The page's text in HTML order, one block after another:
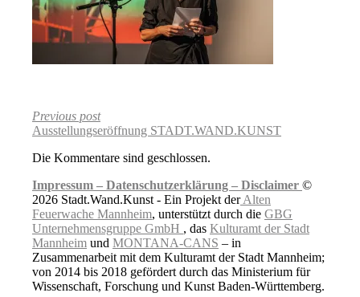
Previous post
Ausstellungseröffnung STADT.WAND.KUNST
Die Kommentare sind geschlossen.
Impressum – Datenschutzerklärung – Disclaimer ©
2026 Stadt.Wand.Kunst - Ein Projekt derAlten
Feuerwache Mannheim, unterstützt durch die GBG
Unternehmensgruppe GmbH , das Kulturamt der Stadt
Mannheim und MONTANA-CANS – in
Zusammenarbeit mit dem Kulturamt der Stadt Mannheim;
von 2014 bis 2018 gefördert durch das Ministerium für
Wissenschaft, Forschung und Kunst Baden-Württemberg.